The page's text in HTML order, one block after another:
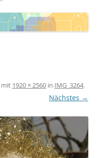
mit 1920 × 2560 in IMG_3264.
Nächstes →